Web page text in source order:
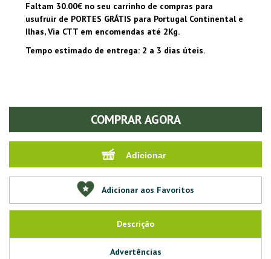
Faltam 30.00€ no seu carrinho de compras para
usufruir de PORTES GRÁTIS para Portugal Continental e
Ilhas, Via CTT em encomendas até 2Kg.
Tempo estimado de entrega: 2 a 3 dias úteis.
COMPRAR AGORA
Adicionar aos Favoritos
Descrição
Advertências